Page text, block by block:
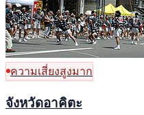
ความเสี่ยงสูงมาก
จังหวัดอาคิตะ